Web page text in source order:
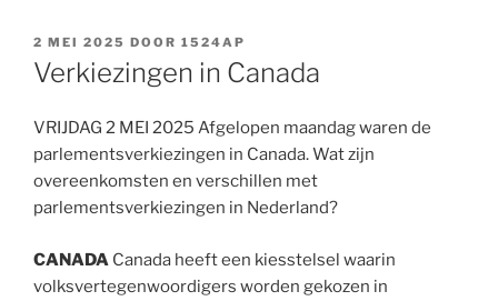
GEPLAATST
OP
2 MEI 2025 DOOR 1524AP
Verkiezingen in Canada
VRIJDAG 2 MEI 2025 Afgelopen maandag waren de
parlementsverkiezingen in Canada. Wat zijn
overeenkomsten en verschillen met
parlementsverkiezingen in Nederland?
CANADA Canada heeft een kiesstelsel waarin
volksvertegenwoordigers worden gekozen in